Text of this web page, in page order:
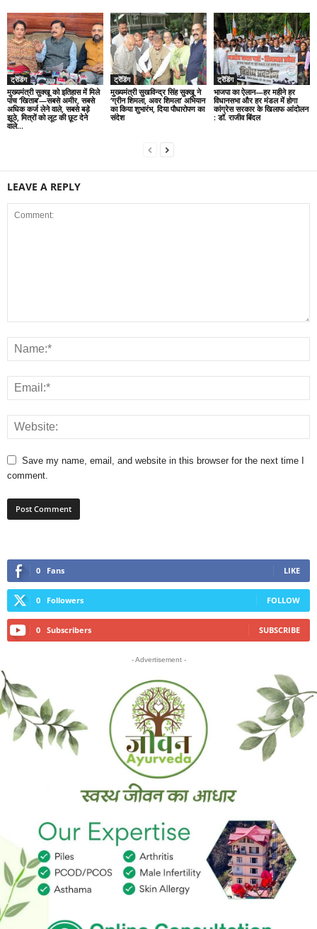
ट्रेंडिंग
मुख्यमंत्री सुक्खू को इतिहास में मिले
पांच ‘खिताब’—सबसे अमीर, सबसे
अधिक कर्ज लेने वाले, सबसे बड़े
झूठे, मित्रों को लूट की छूट देने
वाले...
ट्रेंडिंग
मुख्यमंत्री सुखविन्द्र सिंह सुक्खू ने
‘ग्रीन शिमला, अवर शिमला’ अभियान
का किया शुभारंभ, दिया पौधारोपण का
संदेश
ट्रेंडिंग
भाजपा का ऐलान—हर महीने हर
विधानसभा और हर मंडल में होगा
कांग्रेस सरकार के खिलाफ आंदोलन
: डॉ. राजीव बिंदल
LEAVE A REPLY
Save my name, email, and website in this browser for the next time I
comment.
0 Fans LIKE
0 Followers FOLLOW
0 Subscribers SUBSCRIBE
- Advertisement -